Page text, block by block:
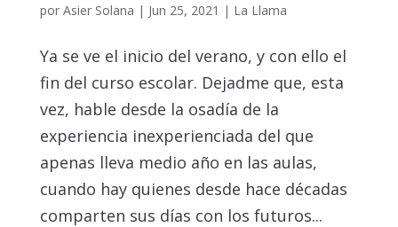
por Asier Solana | Jun 25, 2021 | La Llama
Ya se ve el inicio del verano, y con ello el
fin del curso escolar. Dejadme que, esta
vez, hable desde la osadía de la
experiencia inexperienciada del que
apenas lleva medio año en las aulas,
cuando hay quienes desde hace décadas
comparten sus días con los futuros...